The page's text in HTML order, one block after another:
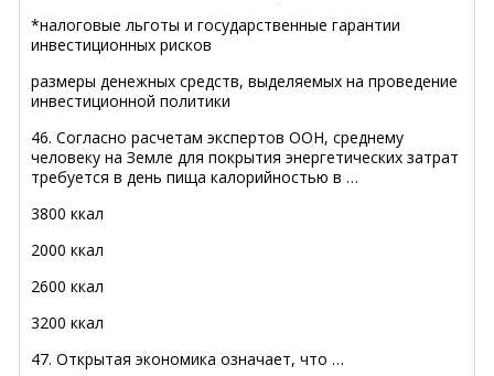
*налоговые льготы и государственные гарантии
инвестиционных рисков
размеры денежных средств, выделяемых на проведение
инвестиционной политики
46. Согласно расчетам экспертов ООН, среднему
человеку на Земле для покрытия энергетических затрат
требуется в день пища калорийностью в …
3800 ккал
2000 ккал
2600 ккал
3200 ккал
47. Открытая экономика означает, что …